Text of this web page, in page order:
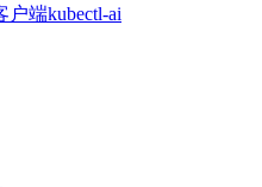
户端kubectl-ai